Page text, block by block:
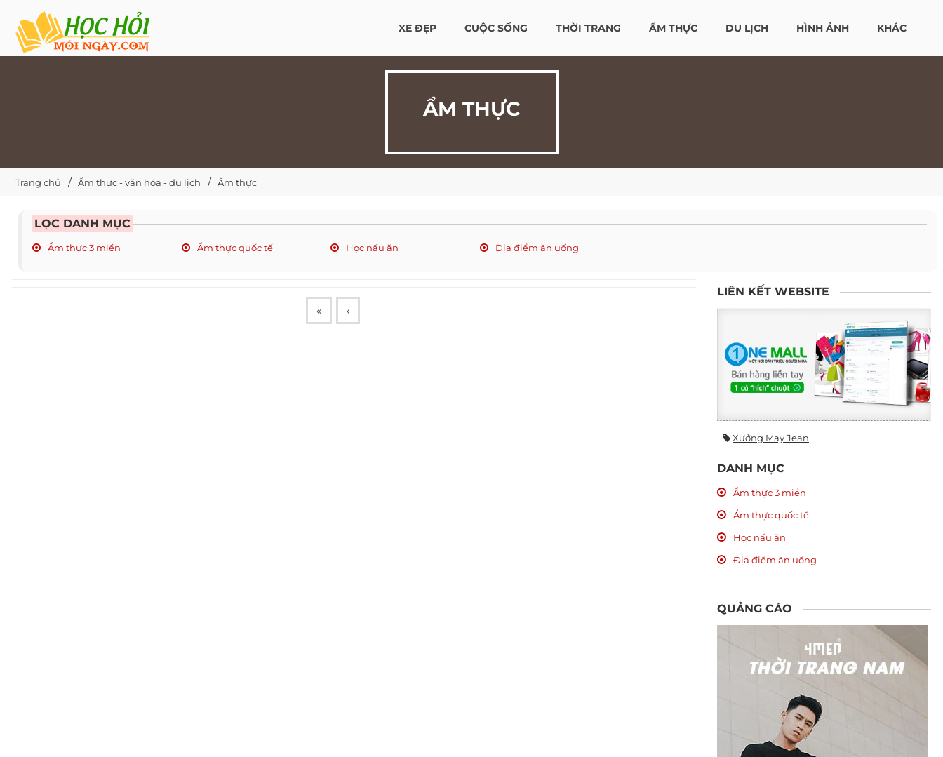
XE ĐẸP CUỘC SỐNG THỜI TRANG ẨM THỰC DU LỊCH HÌNH ẢNH KHÁC
ẨM THỰC
Trang chủ Ẩm thực - văn hóa - du lịch Ẩm thực
LỌC DANH MỤC
Ẩm thực 3 miền Ẩm thực quốc tế Học nấu ăn Địa điểm ăn uống
« ‹
LIÊN KẾT WEBSITE
Xưởng May Jean
DANH MỤC
Ẩm thực 3 miền
Ẩm thực quốc tế
Học nấu ăn
Địa điểm ăn uống
QUẢNG CÁO